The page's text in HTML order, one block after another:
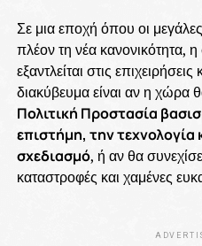
Σε μια εποχή όπου οι
πλέον τη νέα κανονικότητα,
εξαντλείται στις
διακύβευμα είναι αν η χώρα
Πολιτική Προστασία
επιστήμη, την τεχνολογία
σχεδιασμό, ή αν θα
καταστροφές και χαμένες